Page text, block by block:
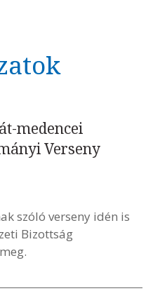
medencei
Verseny
szóló verseny idén is
Bizottság